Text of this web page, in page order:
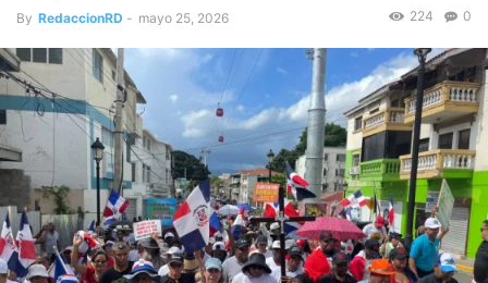
By RedaccionRD - mayo 25, 2026 0
224